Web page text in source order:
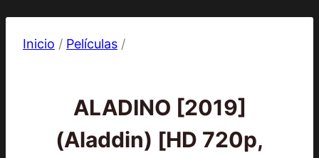
Inicio / Películas /
ALADINO [2019]
(Aladdin) [HD 720p,